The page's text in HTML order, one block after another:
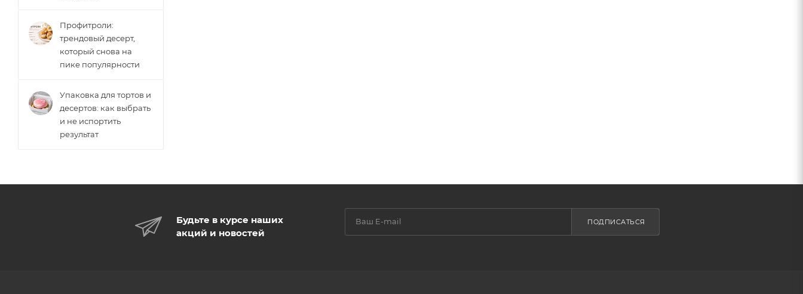
Профитроли:
трендовый десерт,
который снова на
пике популярности
Упаковка для тортов и
десертов: как выбрать
и не испортить
результат
Будьте в курсе наших
акций и новостей
ПОДПИСАТЬСЯ